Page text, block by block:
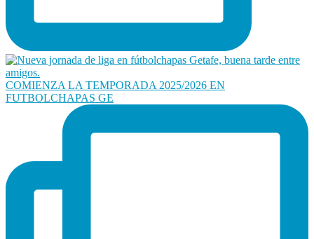
COMIENZA LA TEMPORADA 2025/2026 EN
FUTBOLCHAPAS GE